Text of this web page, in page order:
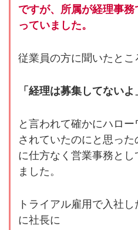
ですが、所属が経理事
っていました。
従業員の方に聞いたとこ
「経理は募集してないよ
と言われて確かにハロ
されていたのにと思っ
に仕方なく営業事務と
ました。
トライアル雇用で入社
に社長に